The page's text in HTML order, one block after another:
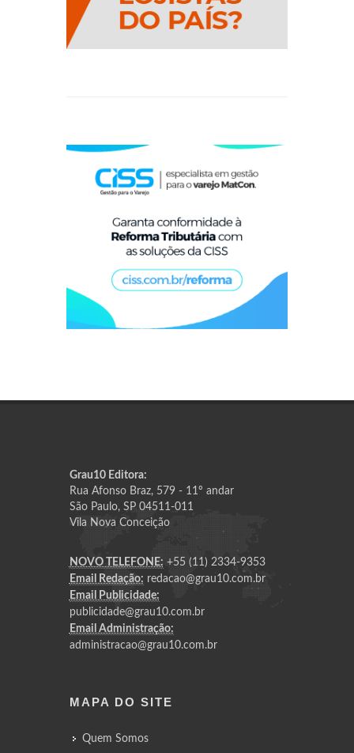
Grau10 Editora:
Rua Afonso Braz, 579 - 11º andar
São Paulo, SP 04511-011
Vila Nova Conceição
NOVO TELEFONE: +55 (11) 2334-9353
Email Redação: redacao@grau10.com.br
Email Publicidade:
publicidade@grau10.com.br
Email Administração:
administracao@grau10.com.br
MAPA DO SITE
Quem Somos